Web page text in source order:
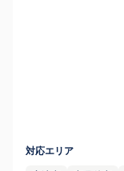
対応エリア